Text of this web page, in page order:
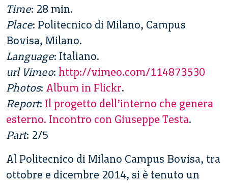
Time: 28 min.
Place: Politecnico di Milano, Campus
Bovisa, Milano.
Language: Italiano.
url Vimeo: http://vimeo.com/114873530
Photos: Album in Flickr.
Report: Il progetto dell’interno che genera
esterno. Incontro con Giuseppe Testa.
Part: 2/5
Al Politecnico di Milano Campus Bovisa, tra
ottobre e dicembre 2014, si è tenuto un